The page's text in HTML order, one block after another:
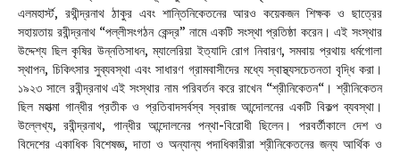
এলমহার্স্ট, রথীন্দ্রনাথ ঠাকুর এবং শান্তিনিকেতনের আরও কয়েকজন শিক্ষক ও ছাত্রের
সহায়তায় রবীন্দ্রনাথ “পল্লীসংগঠন কেন্দ্র” নামে একটি সংস্থা প্রতিষ্ঠা করেন। এই সংস্থার
উদ্দেশ্য ছিল কৃষির উন্নতিসাধন, ম্যালেরিয়া ইত্যাদি রোগ নিবারণ, সমবায় প্রথায় ধর্মগোলা
স্থাপন, চিকিৎসার সুব্যবস্থা এবং সাধারণ গ্রামবাসীদের মধ্যে স্বাস্থ্যসচেতনতা বৃদ্ধি করা।
১৯২৩ সালে রবীন্দ্রনাথ এই সংস্থার নাম পরিবর্তন করে রাখেন “শ্রীনিকেতন“। শ্রীনিকেতন
ছিল মহাত্মা গান্ধীর প্রতীক ও প্রতিবাদসর্বস্ব স্বরাজ আন্দোলনের একটি বিকল্প ব্যবস্থা।
উল্লেখ্য, রবীন্দ্রনাথ, গান্ধীর আন্দোলনের পন্থা-বিরোধী ছিলেন। পরবর্তীকালে দেশ ও
বিদেশের একাধিক বিশেষজ্ঞ, দাতা ও অন্যান্য পদাধিকারীরা শ্রীনিকেতনের জন্য আর্থিক ও